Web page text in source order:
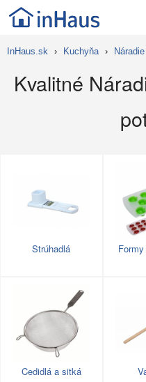
InHaus.sk › Kuchyňa ›
Kvalitné
Strúhadlá
Cedidlá a sitká